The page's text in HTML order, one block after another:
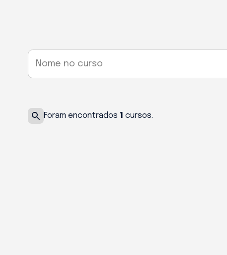
Nome no curso
Foram encontrados 1 cursos.